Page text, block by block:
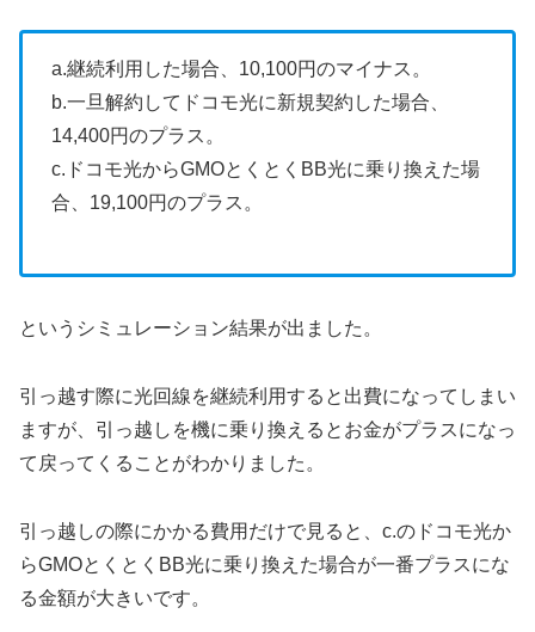
a.継続利用した場合、10,100円のマイナス。
b.一旦解約してドコモ光に新規契約した場合、
14,400円のプラス。
c.ドコモ光からGMOとくとくBB光に乗り換えた場
合、19,100円のプラス。
というシミュレーション結果が出ました。
引っ越す際に光回線を継続利用すると出費になってしまい
ますが、引っ越しを機に乗り換えるとお金がプラスになっ
て戻ってくることがわかりました。
引っ越しの際にかかる費用だけで見ると、c.のドコモ光か
らGMOとくとくBB光に乗り換えた場合が一番プラスにな
る金額が大きいです。